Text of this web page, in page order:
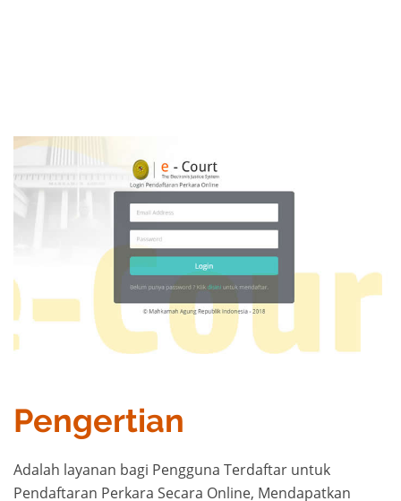
Pengertian
Adalah layanan bagi Pengguna Terdaftar untuk
Pendaftaran Perkara Secara Online, Mendapatkan